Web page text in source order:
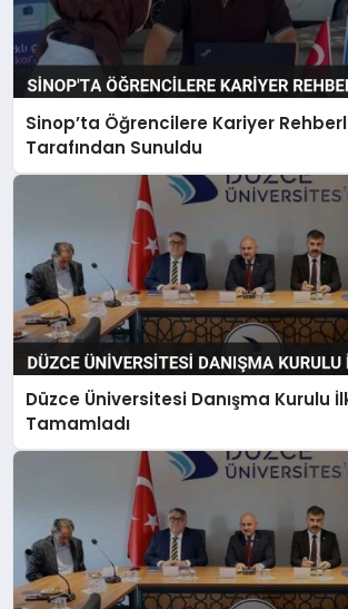
Sinop’ta Öğrencilere Kariyer
Tarafından Sunuldu
Düzce Üniversitesi Danışma Kurulu
Tamamladı